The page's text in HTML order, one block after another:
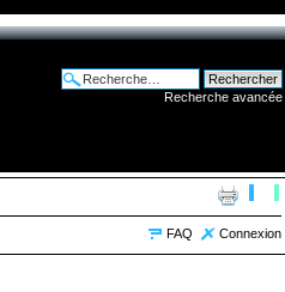
Recherche avancée
FAQ Connexion